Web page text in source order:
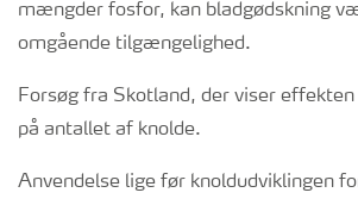
mængder fosfor, kan bladgødskning
omgående tilgængelighed.
Forsøg fra Skotland, der viser
på antallet af knolde.
Anvendelse lige før knoldudviklingen